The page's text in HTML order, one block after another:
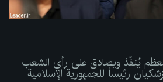
يُنفّذ ويصادق على رأي الشعب
رئيساً للجمهورية الإسلامية